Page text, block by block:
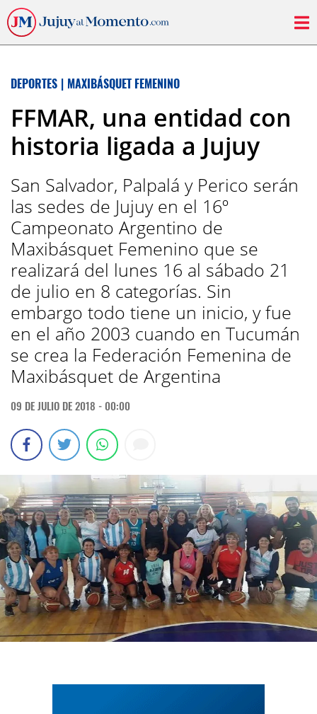
DEPORTES | MAXIBÁSQUET FEMENINO
FFMAR, una entidad con
historia ligada a Jujuy
San Salvador, Palpalá y Perico serán
las sedes de Jujuy en el 16º
Campeonato Argentino de
Maxibásquet Femenino que se
realizará del lunes 16 al sábado 21
de julio en 8 categorías. Sin
embargo todo tiene un inicio, y fue
en el año 2003 cuando en Tucumán
se crea la Federación Femenina de
Maxibásquet de Argentina
09 DE JULIO DE 2018 - 00:00